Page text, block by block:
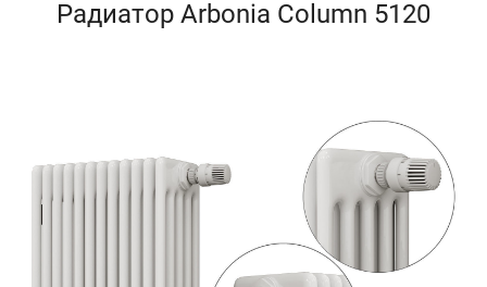
Радиатор Arbonia Column 5120